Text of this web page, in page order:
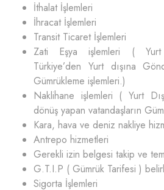
İthalat İşlemleri
İhracat İşlemleri
Transit Ticaret İşlemleri
Zati Eşya işlemleri ( Yurt
Türkiye’den Yurt dışına
Gümrükleme işlemleri.)
Naklihane işlemleri ( Yurt
dönüş yapan vatandaşların
Kara, hava ve deniz nakliye
Antrepo hizmetleri
Gerekli izin belgesi takip ve
G.T.I.P ( Gümrük Tarifesi )
Sigorta İşlemleri